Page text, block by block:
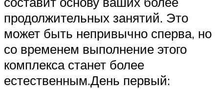
продолжительных занятий. Это
может быть непривычно сперва, но
со временем выполнение этого
комплекса станет более
естественным.День первый: